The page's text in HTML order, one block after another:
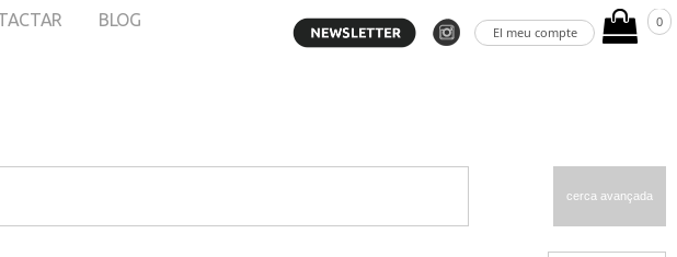
El meu compte
0
BLOG
cerca avançada